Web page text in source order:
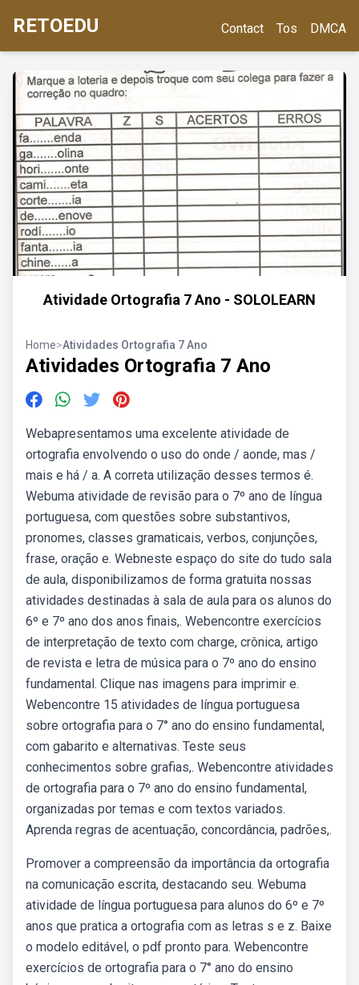
RETOEDU Contact Tos DMCA
Atividade Ortografia 7 Ano - SOLOLEARN
Home>Atividades Ortografia 7 Ano
Atividades Ortografia 7 Ano
Webapresentamos uma excelente atividade de
ortografia envolvendo o uso do onde / aonde, mas /
mais e há / a. A correta utilização desses termos é.
Webuma atividade de revisão para o 7º ano de língua
portuguesa, com questões sobre substantivos,
pronomes, classes gramaticais, verbos, conjunções,
frase, oração e. Webneste espaço do site do tudo sala
de aula, disponibilizamos de forma gratuita nossas
atividades destinadas à sala de aula para os alunos do
6º e 7º ano dos anos finais,. Webencontre exercícios
de interpretação de texto com charge, crônica, artigo
de revista e letra de música para o 7º ano do ensino
fundamental. Clique nas imagens para imprimir e.
Webencontre 15 atividades de língua portuguesa
sobre ortografia para o 7° ano do ensino fundamental,
com gabarito e alternativas. Teste seus
conhecimentos sobre grafias,. Webencontre atividades
de ortografia para o 7º ano do ensino fundamental,
organizadas por temas e com textos variados.
Aprenda regras de acentuação, concordância, padrões,.
Promover a compreensão da importância da ortografia
na comunicação escrita, destacando seu. Webuma
atividade de língua portuguesa para alunos do 6º e 7º
anos que pratica a ortografia com as letras s e z. Baixe
o modelo editável, o pdf pronto para. Webencontre
exercícios de ortografia para o 7° ano do ensino